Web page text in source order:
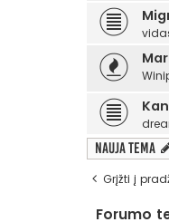
Nauja tema
Grįžti į
Forumo